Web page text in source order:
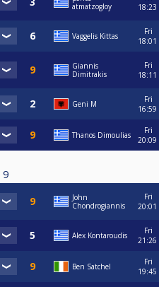
atmatzogloy
18:23
Vaggelis Kittas
Fri
18:01
Giannis
Dimitrakis
Fri
18:11
Geni M
Fri
16:59
Thanos Dimoulias
Fri
20:09
9
John
Chondrogiannis
Fri
20:01
Alex Kontaroudis
Fri
21:26
Ben Satchel
Fri
19:45